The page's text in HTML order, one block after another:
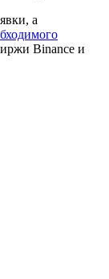
а
Binance и